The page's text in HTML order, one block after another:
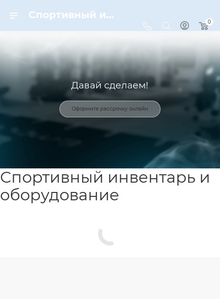
Спортивный инвентарь и оборудование для спорта в Москве | Dynamic-Sport
0
Давай сделаем!
Оформите рассрочку онлайн
Спортивный инвентарь и
оборудование